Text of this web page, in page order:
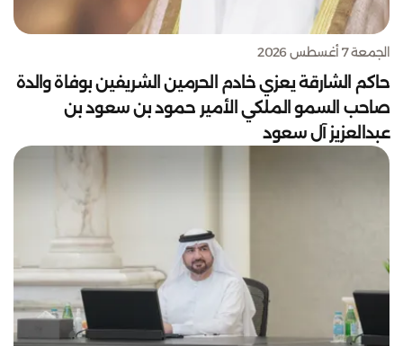
الجمعة 7 أغسطس 2026
حاكم الشارقة يعزي خادم الحرمين الشريفين بوفاة والدة
صاحب السمو الملكي الأمير حمود بن سعود بن
عبدالعزيز آل سعود